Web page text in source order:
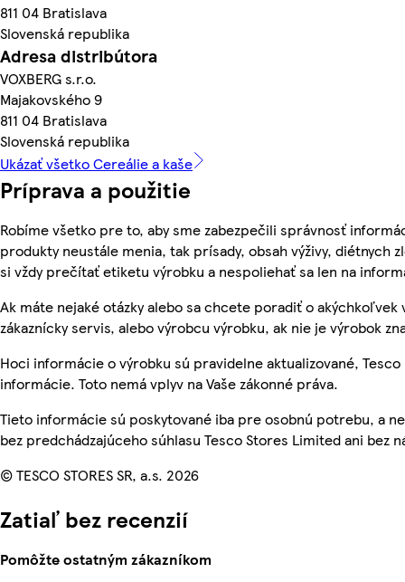
811 04 Bratislava
Slovenská republika
Adresa distribútora
VOXBERG s.r.o.
Majakovského 9
811 04 Bratislava
Slovenská republika
Ukázať všetko Cereálie a kaše
Príprava a použitie
Robíme všetko pre to, aby sme zabezpečili správnosť
produkty neustále menia, tak prísady, obsah výživy, diétnych
si vždy prečítať etiketu výrobku a nespoliehať sa len na
Ak máte nejaké otázky alebo sa chcete poradiť o akýchkoľvek
zákaznícky servis, alebo výrobcu výrobku, ak nie je výrobok
Hoci informácie o výrobku sú pravidelne aktualizované,
informácie. Toto nemá vplyv na Vaše zákonné práva.
Tieto informácie sú poskytované iba pre osobnú potrebu, a
bez predchádzajúceho súhlasu Tesco Stores Limited ani bez
© TESCO STORES SR, a.s. 2026
Zatiaľ bez recenzií
Pomôžte ostatným zákazníkom